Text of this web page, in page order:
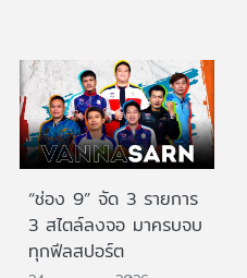
“ช่อง 9” จัด 3 รายการ
3 สไตล์ลงจอ มาครบจบ
ทุกฟีลสปอร์ต